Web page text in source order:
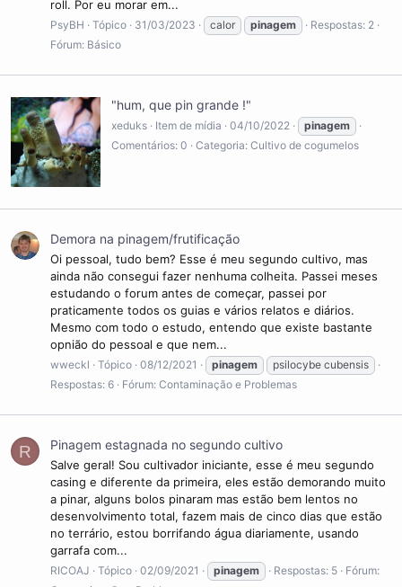
roll. Por eu morar em...
PsyBH Tópico 31/03/2023 calor pinagem
Respostas: 2
Fórum: Básico
"hum, que pin grande !"
xeduks Item de mídia 04/10/2022
pinagem
Comentários: 0
Categoria: Cultivo de cogumelos
Demora na pinagem/frutificação
Oi pessoal, tudo bem? Esse é meu segundo cultivo, mas
ainda não consegui fazer nenhuma colheita. Passei meses
estudando o forum antes de começar, passei por
praticamente todos os guias e vários relatos e diários.
Mesmo com todo o estudo, entendo que existe bastante
opnião do pessoal e que nem...
wweckl Tópico 08/12/2021 pinagem
psilocybe cubensis
Respostas: 6
Fórum: Contaminação e Problemas
R Pinagem estagnada no segundo cultivo
Salve geral! Sou cultivador iniciante, esse é meu segundo
casing e diferente da primeira, eles estão demorando muito
a pinar, alguns bolos pinaram mas estão bem lentos no
desenvolvimento total, fazem mais de cinco dias que estão
no terrário, estou borrifando água diariamente, usando
garrafa com...
RICOAJ Tópico 02/09/2021 pinagem Respostas: 5
Fórum: